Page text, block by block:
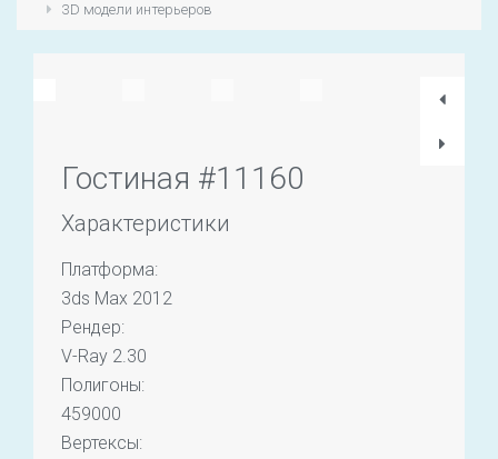
Первый раз?
3D модели интерьеров
Гостиная #11160
Характеристики
Платформа:
3ds Max 2012
Рендер:
V-Ray 2.30
Полигоны:
459000
Вертексы: